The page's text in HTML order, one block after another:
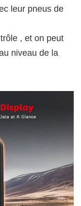
leur pneus de
, et on peut
niveau de la